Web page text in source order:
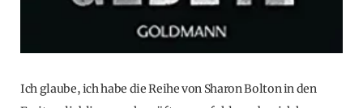
Ich glaube, ich habe die Reihe von Sharon Bolton in den